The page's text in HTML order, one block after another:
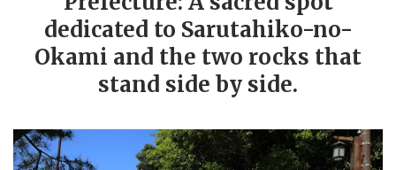
dedicated to Sarutahiko-no-
Okami and the two rocks that
stand side by side.